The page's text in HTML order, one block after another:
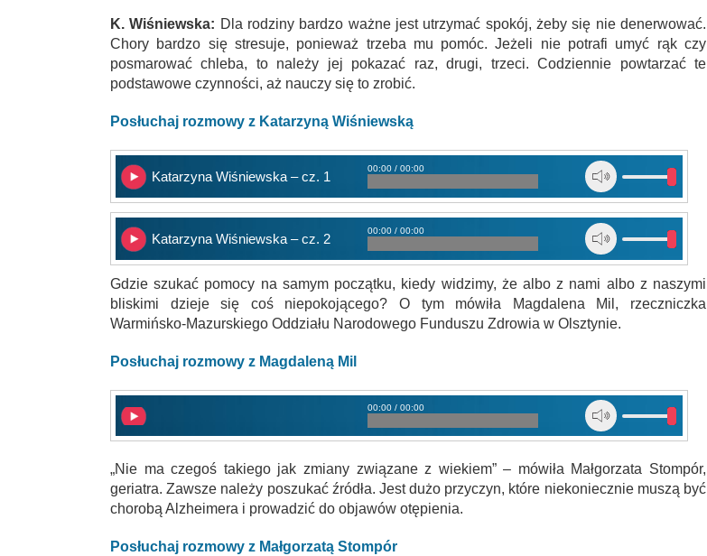
K. Wiśniewska: Dla rodziny bardzo ważne jest utrzymać spokój, żeby się nie denerwować.
Chory bardzo się stresuje, ponieważ trzeba mu pomóc. Jeżeli nie potrafi umyć rąk czy
posmarować chleba, to należy jej pokazać raz, drugi, trzeci. Codziennie powtarzać te
podstawowe czynności, aż nauczy się to zrobić.
Posłuchaj rozmowy z Katarzyną Wiśniewską
Katarzyna Wiśniewska – cz. 1
00:00 / 00:00
Katarzyna Wiśniewska – cz. 2
00:00 / 00:00
Gdzie szukać pomocy na samym początku, kiedy widzimy, że albo z nami albo z naszymi
bliskimi dzieje się coś niepokojącego? O tym mówiła Magdalena Mil, rzeczniczka
Warmińsko-Mazurskiego Oddziału Narodowego Funduszu Zdrowia w Olsztynie.
Posłuchaj rozmowy z Magdaleną Mil
00:00 / 00:00
„Nie ma czegoś takiego jak zmiany związane z wiekiem” – mówiła Małgorzata Stompór,
geriatra. Zawsze należy poszukać źródła. Jest dużo przyczyn, które niekoniecznie muszą być
chorobą Alzheimera i prowadzić do objawów otępienia.
Posłuchaj rozmowy z Małgorzatą Stompór